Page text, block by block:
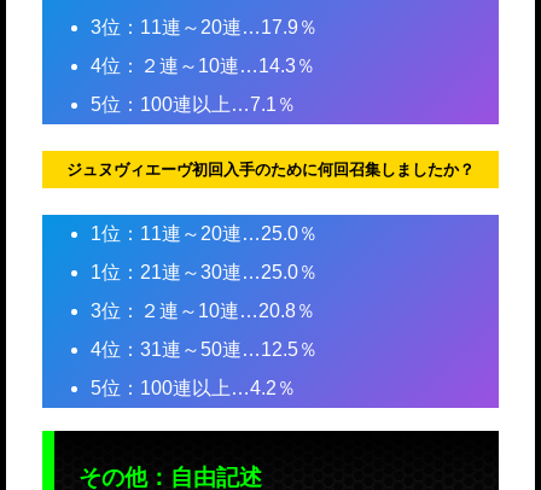
3位：11連～20連…17.9％
4位：２連～10連…14.3％
5位：100連以上…7.1％
ジュヌヴィエーヴ初回入手のために何回召集しましたか？
1位：11連～20連…25.0％
1位：21連～30連…25.0％
3位：２連～10連…20.8％
4位：31連～50連…12.5％
5位：100連以上…4.2％
その他：自由記述